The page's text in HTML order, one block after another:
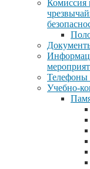
Комиссия
Телефоны
Учебно-